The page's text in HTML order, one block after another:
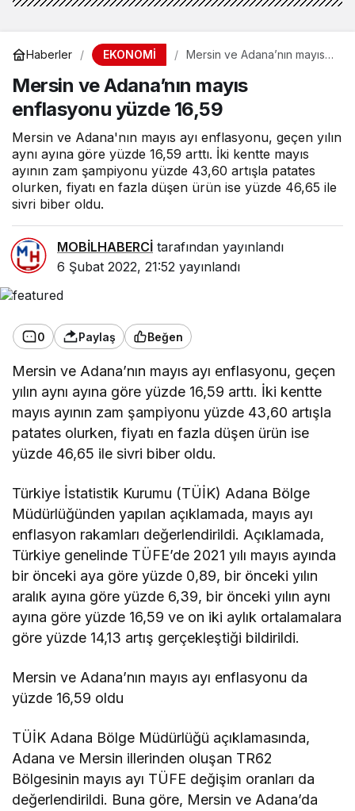
Haberler EKONOMİ
Mersin ve Adana’nın mayıs
Mersin ve Adana’nın mayıs
enflasyonu yüzde 16,59
Mersin ve Adana'nın mayıs ayı enflasyonu, geçen yılın
aynı ayına göre yüzde 16,59 arttı. İki kentte mayıs
ayının zam şampiyonu yüzde 43,60 artışla patates
olurken, fiyatı en fazla düşen ürün ise yüzde 46,65 ile
sivri biber oldu.
MOBİLHABERCİ tarafından yayınlandı
6 Şubat 2022, 21:52 yayınlandı
0 Paylaş Beğen
Mersin ve Adana’nın mayıs ayı enflasyonu, geçen
yılın aynı ayına göre yüzde 16,59 arttı. İki kentte
mayıs ayının zam şampiyonu yüzde 43,60 artışla
patates olurken, fiyatı en fazla düşen ürün ise
yüzde 46,65 ile sivri biber oldu.
Türkiye İstatistik Kurumu (TÜİK) Adana Bölge
Müdürlüğünden yapılan açıklamada, mayıs ayı
enflasyon rakamları değerlendirildi. Açıklamada,
Türkiye genelinde TÜFE’de 2021 yılı mayıs ayında
bir önceki aya göre yüzde 0,89, bir önceki yılın
aralık ayına göre yüzde 6,39, bir önceki yılın aynı
ayına göre yüzde 16,59 ve on iki aylık ortalamalara
göre yüzde 14,13 artış gerçekleştiği bildirildi.
Mersin ve Adana’nın mayıs ayı enflasyonu da
yüzde 16,59 oldu
TÜİK Adana Bölge Müdürlüğü açıklamasında,
Adana ve Mersin illerinden oluşan TR62
Bölgesinin mayıs ayı TÜFE değişim oranları da
değerlendirildi. Buna göre, Mersin ve Adana’da